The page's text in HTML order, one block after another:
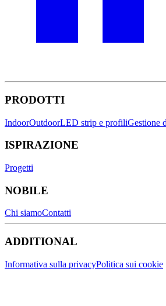
PRODOTTI
IndoorOutdoorLED strip e profiliGestione
ISPIRAZIONE
Progetti
NOBILE
Chi siamoContatti
ADDITIONAL
Informativa sulla privacyPolitica sui cookie